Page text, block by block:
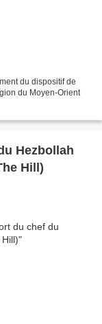
du dispositif de
du Moyen-Orient
Hezbollah
Hill)